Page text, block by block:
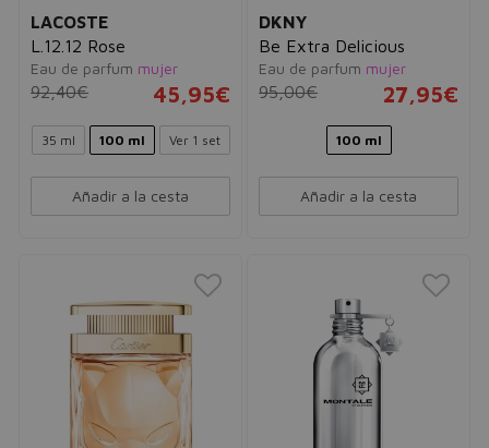
LACOSTE
L.12.12 Rose
Eau de parfum mujer
92,40€ 45,95€
35 ml 100 ml Ver 1 set
Añadir a la cesta
DKNY
Be Extra Delicious
Eau de parfum mujer
95,00€ 27,95€
100 ml
Añadir a la cesta